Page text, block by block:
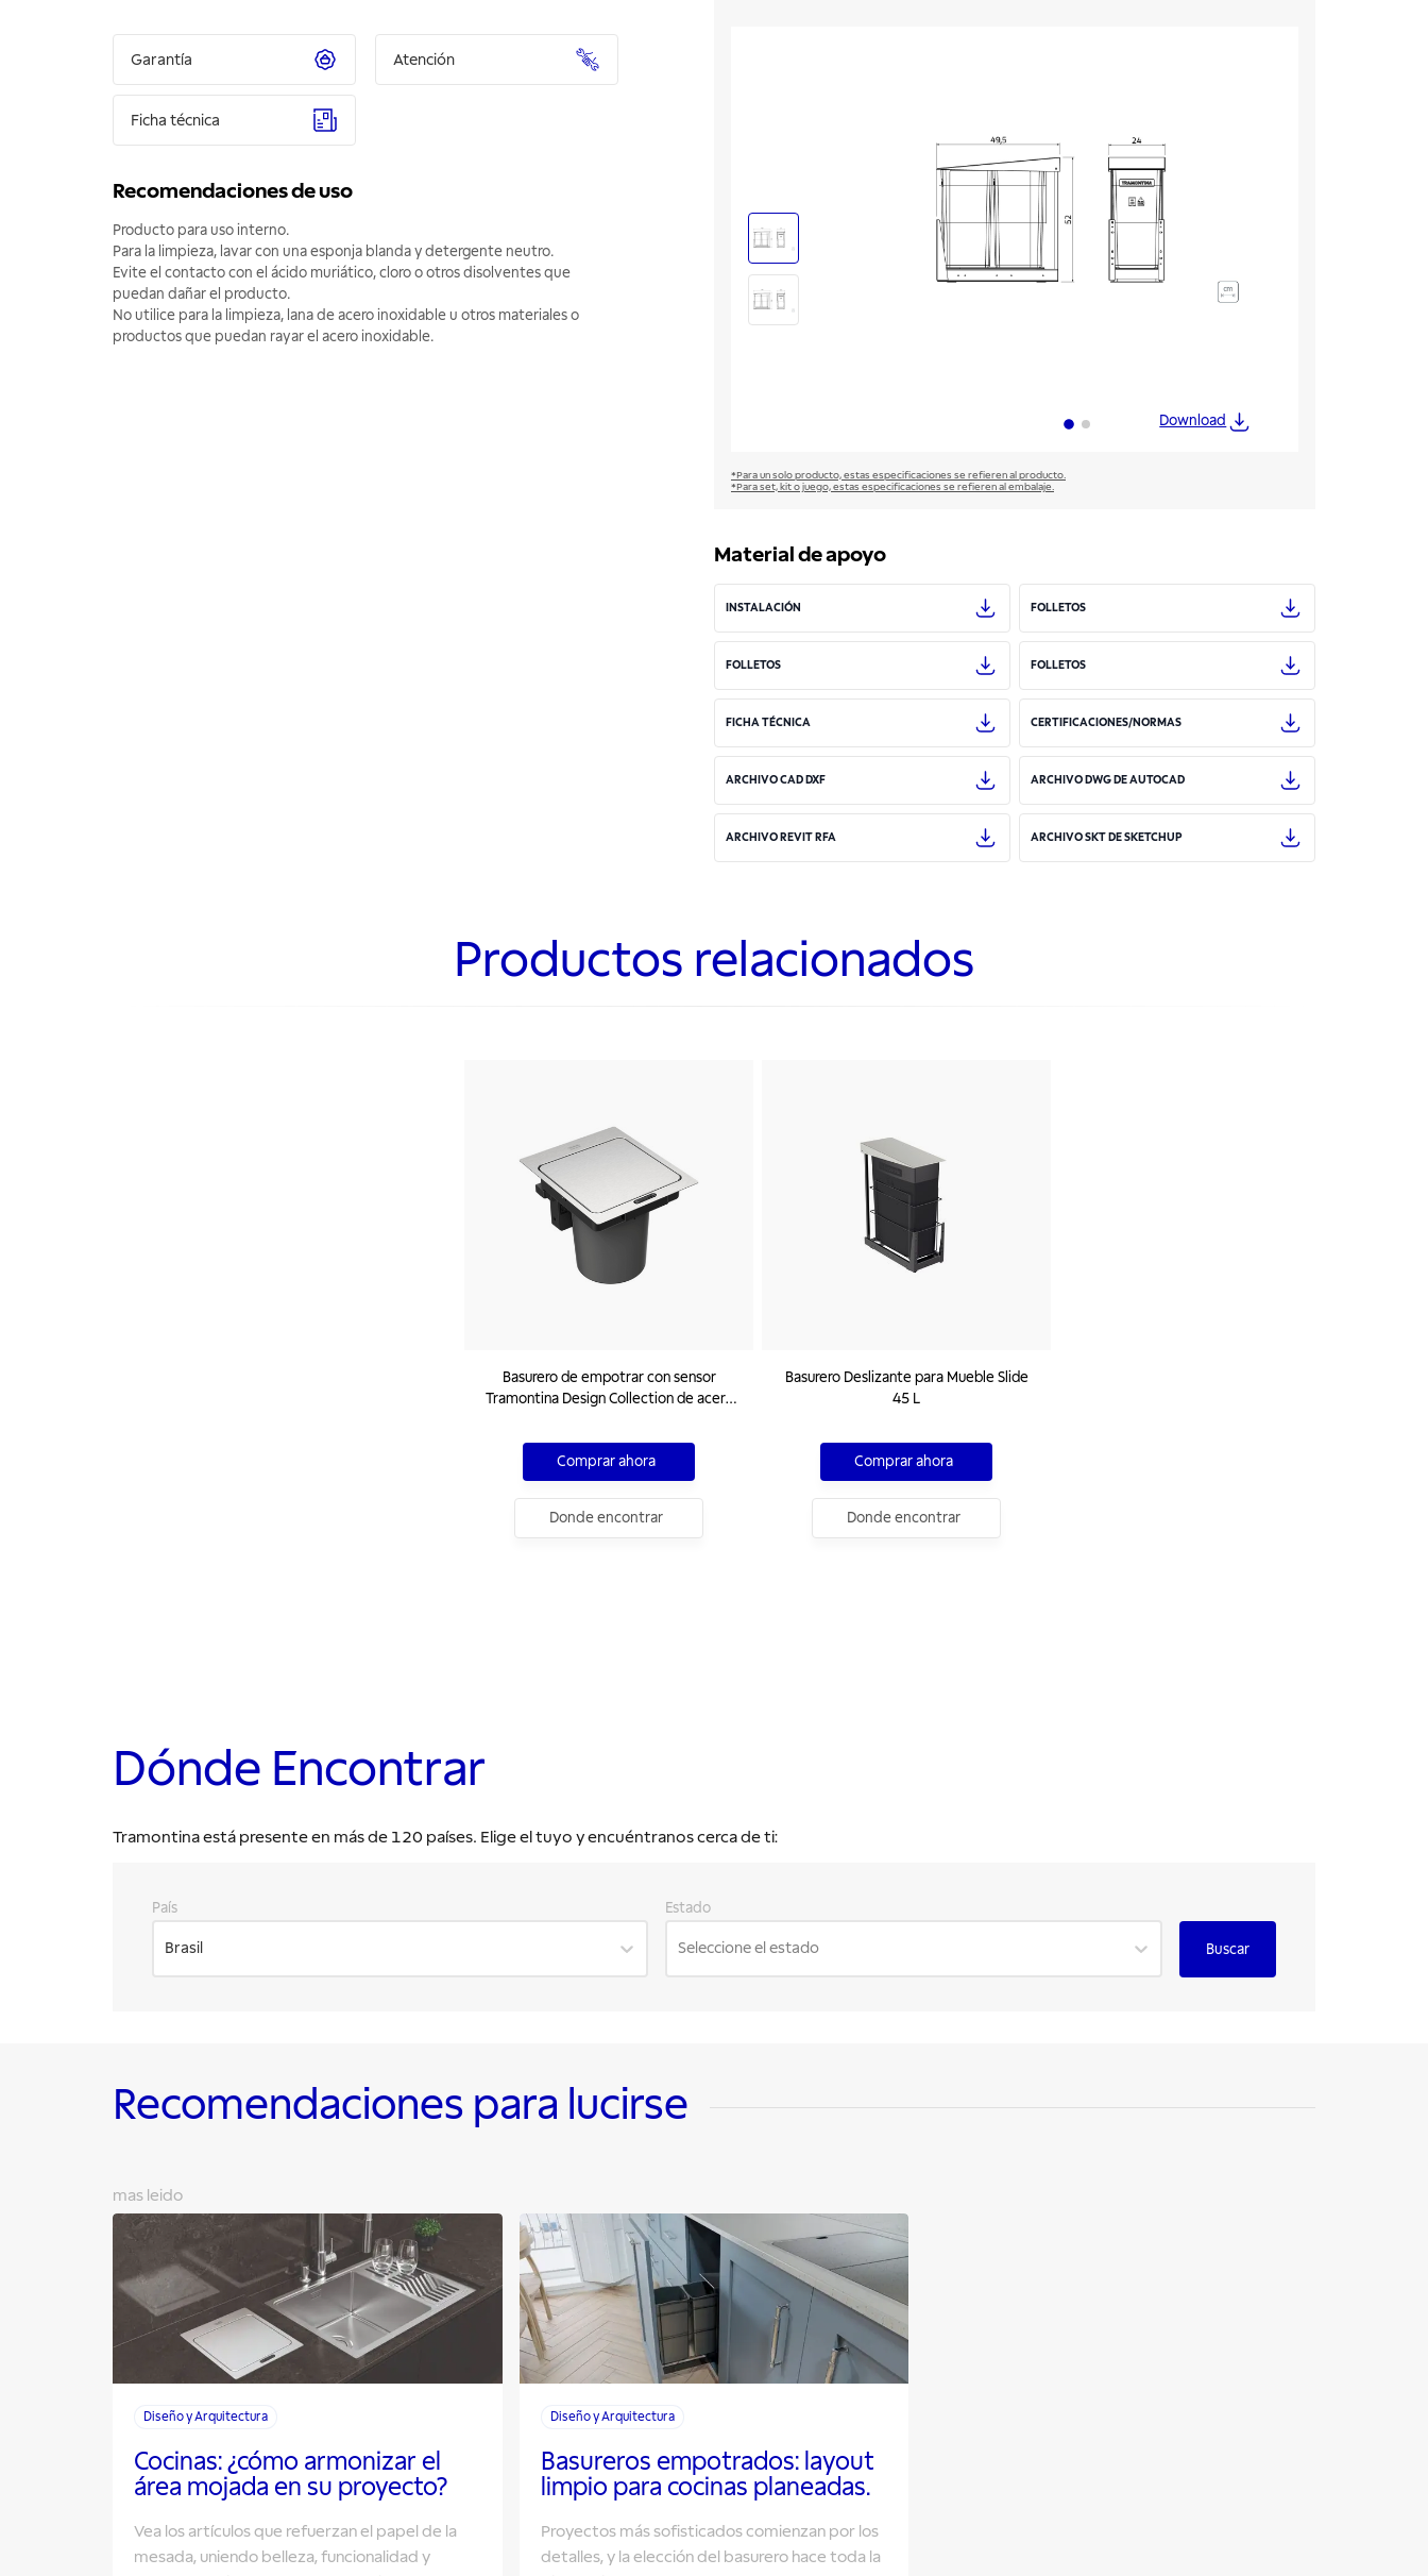
Garantía Atención
Ficha técnica
Recomendaciones de uso
Producto para uso interno.
Para la limpieza, lavar con una esponja blanda y detergente neutro.
Evite el contacto con el ácido muriático, cloro o otros disolventes que
puedan dañar el producto.
No utilice para la limpieza, lana de acero inoxidable u otros materiales o
productos que puedan rayar el acero inoxidable.
Download
*Para un solo producto, estas especificaciones se refieren al producto.
*Para set, kit o juego, estas especificaciones se refieren al embalaje.
Material de apoyo
INSTALACIÓN FOLLETOS
FOLLETOS FOLLETOS
FICHA TÉCNICA CERTIFICACIONES/NORMAS
ARCHIVO CAD DXF ARCHIVO DWG DE AUTOCAD
ARCHIVO REVIT RFA ARCHIVO SKT DE SKETCHUP
Productos relacionados
Basurero de empotrar con sensor
Tramontina Design Collection de acero
Comprar ahora
Donde encontrar
Basurero Deslizante para Mueble Slide
45 L
Comprar ahora
Donde encontrar
Dónde Encontrar
Tramontina está presente en más de 120 países. Elige el tuyo y encuéntranos cerca de ti:
País
Brasil
Estado
Seleccione el estado Buscar
Recomendaciones para lucirse
mas leido
Diseño y Arquitectura
Cocinas: ¿cómo armonizar el
área mojada en su proyecto?
Vea los artículos que refuerzan el papel de la
mesada, uniendo belleza, funcionalidad y
Diseño y Arquitectura
Basureros empotrados: layout
limpio para cocinas planeadas.
Proyectos más sofisticados comienzan por los
detalles, y la elección del basurero hace toda la